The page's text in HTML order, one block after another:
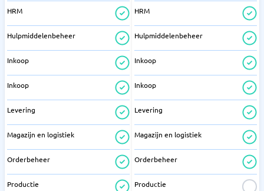
HRM
Hulpmiddelenbeheer
Inkoop
Inkoop
Levering
Magazijn en logistiek
Orderbeheer
Productie
HRM
Hulpmiddelenbeheer
Inkoop
Inkoop
Levering
Magazijn en logistiek
Orderbeheer
Productie